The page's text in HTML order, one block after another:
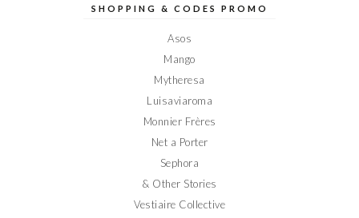
sursur sur sur sur
SHOPPING & CODES PROMO
Asos
Mango
Mytheresa
Luisaviaroma
Monnier Frères
Net a Porter
Sephora
& Other Stories
Vestiaire Collective